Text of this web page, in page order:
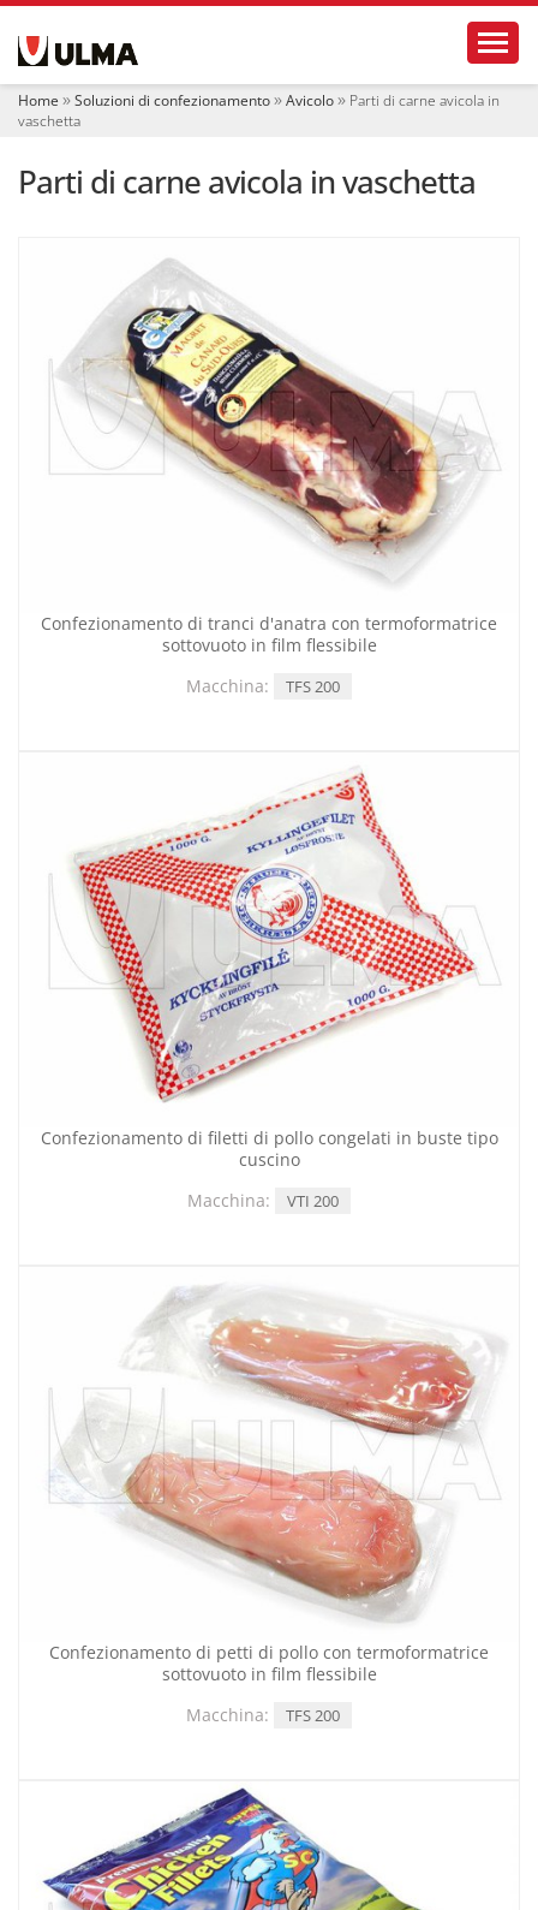
i
Home Soluzioni di confezionamento Avicolo
Parti di carne avicola in
vaschetta
Parti di carne avicola in vaschetta
Confezionamento di tranci d'anatra con termoformatrice
sottovuoto in film flessibile
Macchina:
TFS 200
Confezionamento di filetti di pollo congelati in buste tipo
cuscino
Macchina:
VTI 200
Confezionamento di petti di pollo con termoformatrice
sottovuoto in film flessibile
Macchina:
TFS 200